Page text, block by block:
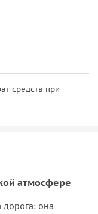
средств при
атмосфере
дорога: она